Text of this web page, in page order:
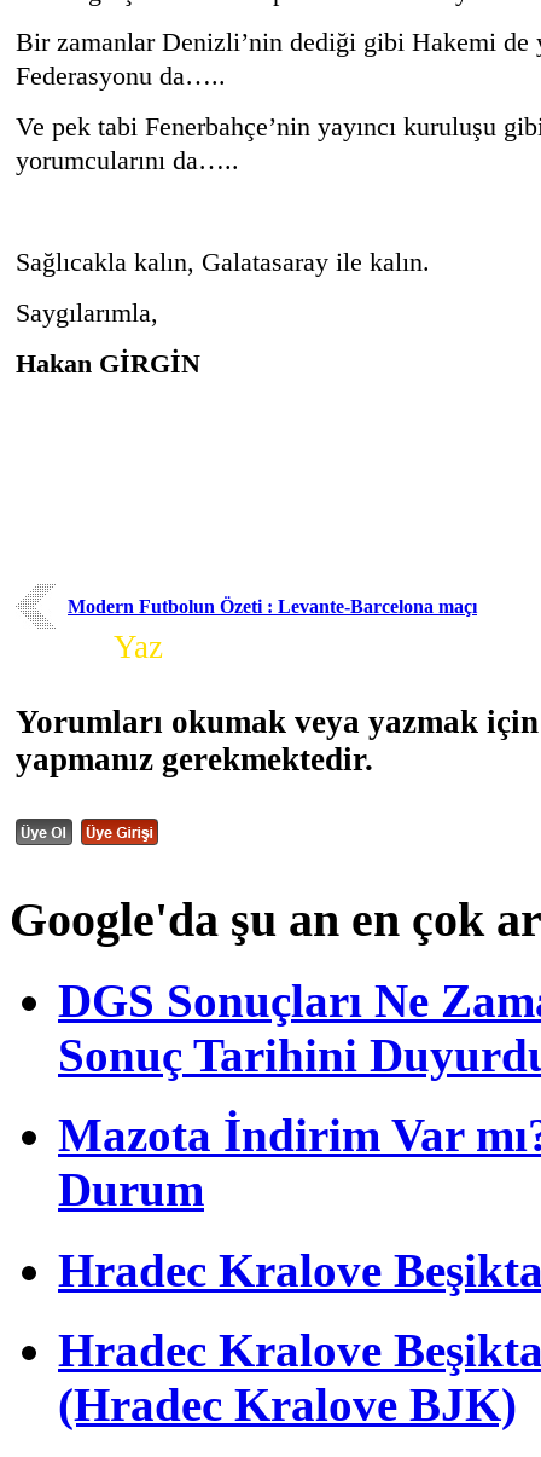
Bir zamanlar Denizli’nin dediği gibi Hakemi de
Federasyonu da…..
Ve pek tabi Fenerbahçe’nin yayıncı kuruluşu
yorumcularını da…..
Sağlıcakla kalın, Galatasaray ile kalın.
Saygılarımla,
Hakan GİRGİN
Modern Futbolun Özeti : Levante-Barcelona maçı
Yaz
Yorumları okumak veya yazmak
yapmanız gerekmektedir.
Google'da şu an en çok
DGS Sonuçları Ne
Sonuç Tarihini
Mazota İndirim Var
Durum
Hradec Kralove
Hradec Kralove
(Hradec Kralove BJK)